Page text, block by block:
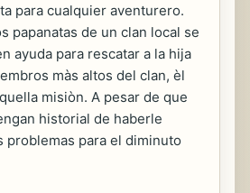
para cualquier aventurero.
papanatas de un clan local se
ayuda para rescatar a la hija
màs altos del clan, èl
misiòn. A pesar de que
historial de haberle
problemas para el diminuto